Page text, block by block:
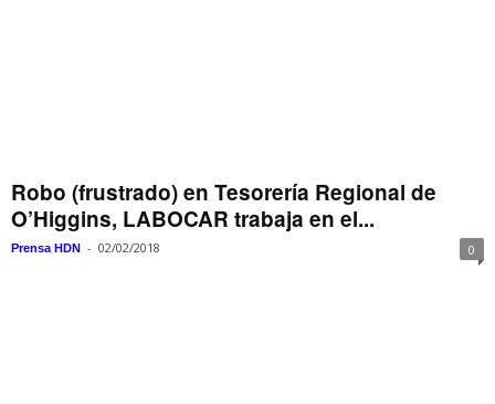
Robo (frustrado) en Tesorería Regional de
O’Higgins, LABOCAR trabaja en el...
Prensa HDN - 02/02/2018 0